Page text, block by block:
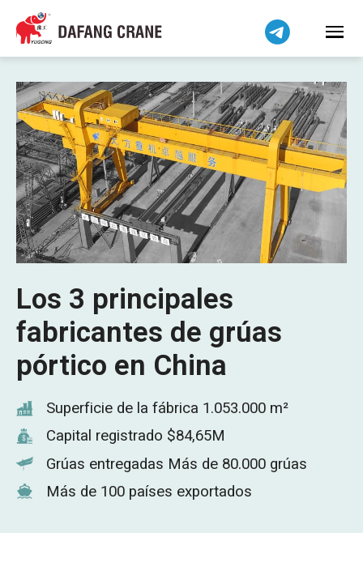
Los 3 principales
fabricantes de grúas
pórtico en China
Superficie de la fábrica 1.053.000 m²
Capital registrado $84,65M
Grúas entregadas Más de 80.000 grúas
Más de 100 países exportados